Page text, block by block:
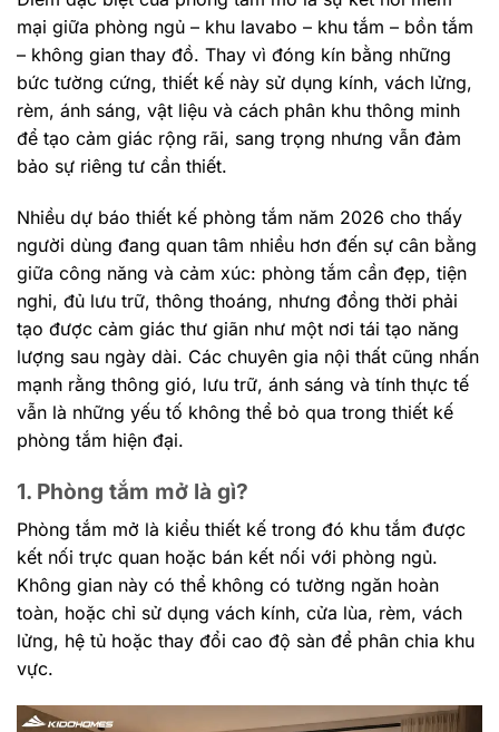
mại giữa phòng ngủ – khu lavabo – khu tắm – bồn tắm
– không gian thay đồ. Thay vì đóng kín bằng những
bức tường cứng, thiết kế này sử dụng kính, vách lửng,
rèm, ánh sáng, vật liệu và cách phân khu thông minh
để tạo cảm giác rộng rãi, sang trọng nhưng vẫn đảm
bảo sự riêng tư cần thiết.
Nhiều dự báo thiết kế phòng tắm năm 2026 cho thấy
người dùng đang quan tâm nhiều hơn đến sự cân bằng
giữa công năng và cảm xúc: phòng tắm cần đẹp, tiện
nghi, đủ lưu trữ, thông thoáng, nhưng đồng thời phải
tạo được cảm giác thư giãn như một nơi tái tạo năng
lượng sau ngày dài. Các chuyên gia nội thất cũng nhấn
mạnh rằng thông gió, lưu trữ, ánh sáng và tính thực tế
vẫn là những yếu tố không thể bỏ qua trong thiết kế
phòng tắm hiện đại.
1. Phòng tắm mở là gì?
Phòng tắm mở là kiểu thiết kế trong đó khu tắm được
kết nối trực quan hoặc bán kết nối với phòng ngủ.
Không gian này có thể không có tường ngăn hoàn
toàn, hoặc chỉ sử dụng vách kính, cửa lùa, rèm, vách
lửng, hệ tủ hoặc thay đổi cao độ sàn để phân chia khu
vực.